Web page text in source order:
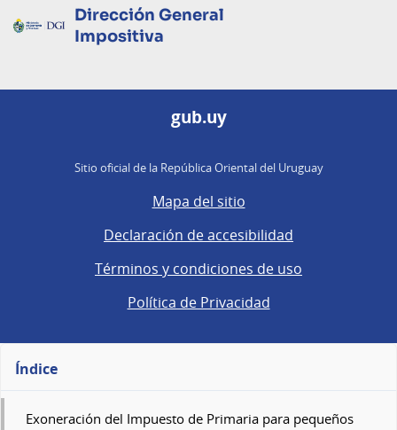
Dirección General
Impositiva
gub.uy
Sitio oficial de la República Oriental del Uruguay
Mapa del sitio
Declaración de accesibilidad
Términos y condiciones de uso
Política de Privacidad
Índice
Exoneración del Impuesto de Primaria para pequeños